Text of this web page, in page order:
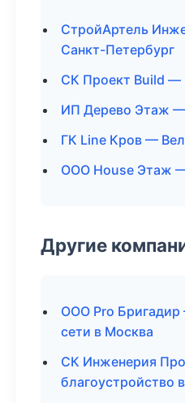
СтройАртель
Санкт-Петербург
СК Проект Build —
ИП Дерево Этаж
ГК Line Кров —
ООО House Этаж
Другие
ООО Pro
сети в Москва
СК Инженерия
благоустройство